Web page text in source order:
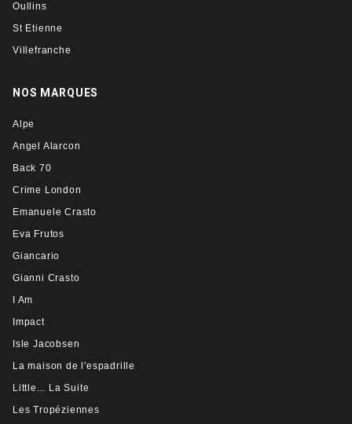
Oullins
St Etienne
Villefranche
NOS MARQUES
Alpe
Angel Alarcon
Back 70
Crime London
Emanuele Crasto
Eva Frutos
Giancario
Gianni Crasto
I Am
Impact
Isle Jacobsen
La maison de l'espadrille
Little... La Suite
Les Tropéziennes